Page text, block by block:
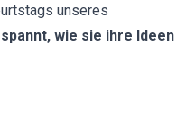
unseres
wie sie ihre Ideen